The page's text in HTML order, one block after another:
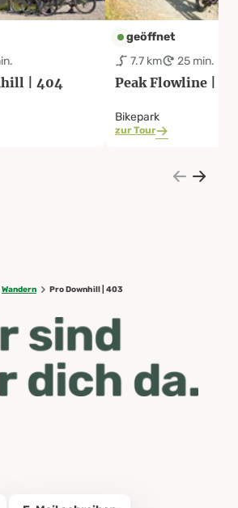
| 404
geöffnet
7.7 km
25 min.
Peak Flowline |
Bikepark
zur Tour
Wandern Pro Downhill | 403